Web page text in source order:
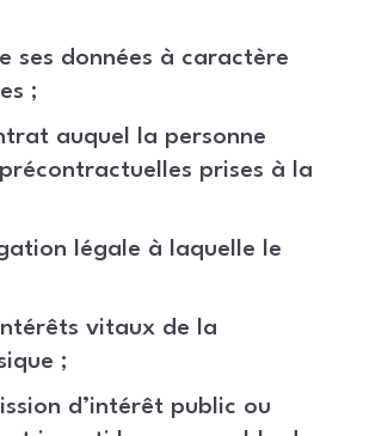
ses données à caractère
;
auquel la personne
prises à la
légale à laquelle le
vitaux de la
;
d’intérêt public ou